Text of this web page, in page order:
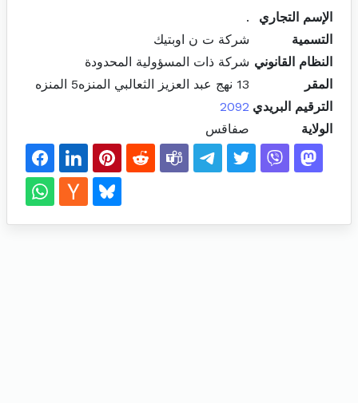
الإسم التجاري
.
التسمية
شركة ت ن اوبتيك
النظام القانوني شركة ذات المسؤولية المحدودة
المقر
13 نهج عبد العزيز الثعالبي المنزه5 المنزه
الترقيم البريدي 2092
الولاية
صفاقس